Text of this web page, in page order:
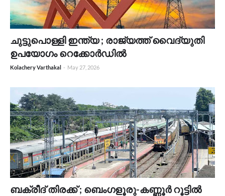
ചുട്ടുപൊള്ളി ഇന്ത്യ ; രാജ്യത്ത് വൈദ്യുതി
ഉപയോഗം റെക്കോർഡിൽ
Kolachery Varthakal - May 27, 2026
ബക്രീദ് തിരക്ക് ; ബെംഗളൂരു-കണ്ണൂർ റൂട്ടിൽ